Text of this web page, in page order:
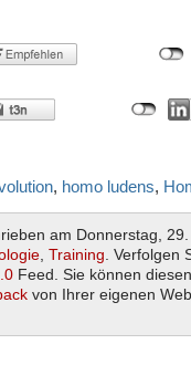
, homo ludens,
am Donnerstag,
Training .
Feed. Sie können
von Ihrer eigenen